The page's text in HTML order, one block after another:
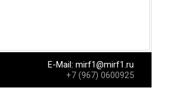
E-Mail: mirf1@mirf1.ru
+7 (967) 0600925